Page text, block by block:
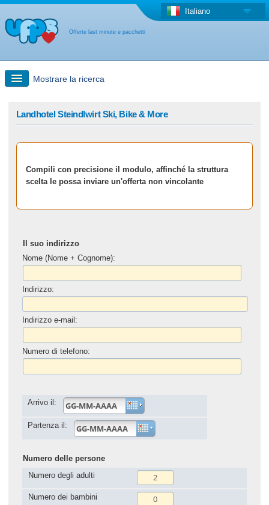
Offerte last minute e pacchetti
Italiano
Mostrare la ricerca
Viaggi: Ricerca con la mappa
Offerta last minute + Offerta forfettaria
Altro paese
Landhotel Steindlwirt Ski, Bike & More
Compili con precisione il modulo, affinché la struttura
scelta le possa inviare un'offerta non vincolante
Il suo indirizzo
Nome (Nome + Cognome):
Indirizzo:
Indirizzo e-mail:
Numero di telefono:
Arrivo il:
Partenza il:
Numero delle persone
Numero degli adulti
Numero dei bambini